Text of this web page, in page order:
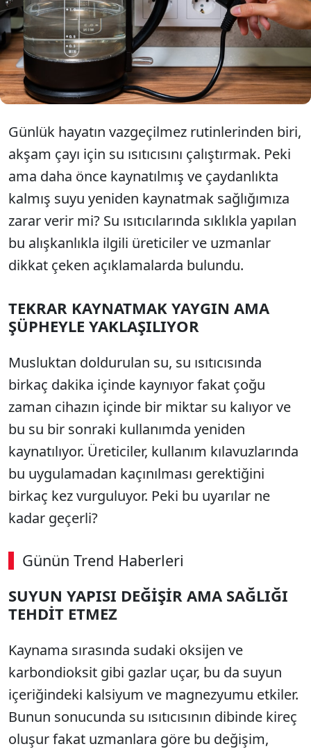
su ısıtıcısında beklemiş suyun yeniden
kaynatılmasının düşündüğünüzden daha fazla
risk barındırabileceği konusunda uyarıyor. İşte
tüm detaylar...
Günlük hayatın vazgeçilmez rutinlerinden biri,
akşam çayı için su ısıtıcısını çalıştırmak. Peki
ama daha önce kaynatılmış ve çaydanlıkta
kalmış suyu yeniden kaynatmak sağlığımıza
zarar verir mi? Su ısıtıcılarında sıklıkla yapılan
bu alışkanlıkla ilgili üreticiler ve uzmanlar
dikkat çeken açıklamalarda bulundu.
TEKRAR KAYNATMAK YAYGIN AMA
ŞÜPHEYLE YAKLAŞILIYOR
Musluktan doldurulan su, su ısıtıcısında
birkaç dakika içinde kaynıyor fakat çoğu
zaman cihazın içinde bir miktar su kalıyor ve
bu su bir sonraki kullanımda yeniden
kaynatılıyor. Üreticiler, kullanım kılavuzlarında
bu uygulamadan kaçınılması gerektiğini
birkaç kez vurguluyor. Peki bu uyarılar ne
kadar geçerli?
Günün Trend Haberleri
SUYUN YAPISI DEĞİŞİR AMA SAĞLIĞI
TEHDİT ETMEZ
Kaynama sırasında sudaki oksijen ve
karbondioksit gibi gazlar uçar, bu da suyun
içeriğindeki kalsiyum ve magnezyumu etkiler.
Bunun sonucunda su ısıtıcısının dibinde kireç
oluşur fakat uzmanlara göre bu değişim,